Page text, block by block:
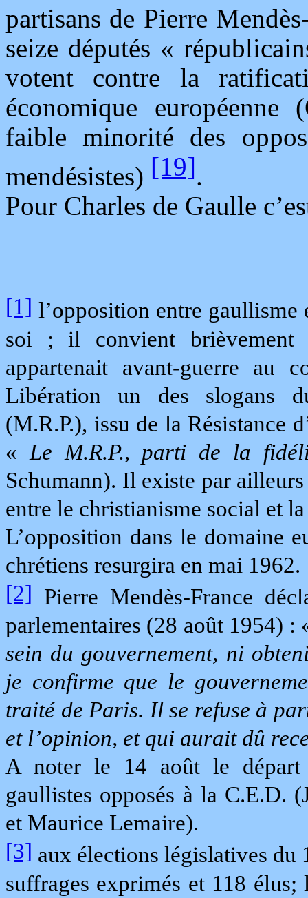
partisans de Pierre
seize députés «
votent contre la
économique européenne
faible minorité des
mendésistes) [19].
Pour Charles de Gaulle
[1] l’opposition entre gaullisme
soi ; il convient brièvement
appartenait avant-guerre au
Libération un des slogans
(M.R.P.), issu de la Résistance
« Le M.R.P., parti de la
Schumann). Il existe par
entre le christianisme social et
L’opposition dans le domaine
chrétiens resurgira en mai 1962.
[2] Pierre Mendès-France
parlementaires (28 août 1954) :
sein du gouvernement, ni
je confirme que le
traité de Paris. Il se refuse à
et l’opinion, et qui aurait dû
A noter le 14 août le départ
gaullistes opposés à la C.E.D.
et Maurice Lemaire).
[3] aux élections législatives du
suffrages exprimés et 118